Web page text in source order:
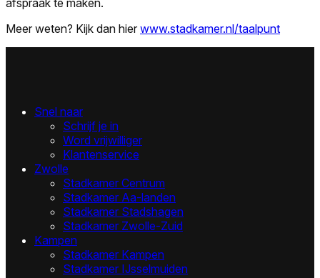
Meer weten? Kijk dan hier www.stadkamer.nl/taalpunt
Snel naar
Schrijf je in
Word vrijwilliger
Klantenservice
Zwolle
Stadkamer Centrum
Stadkamer Aa-landen
Stadkamer Stadshagen
Stadkamer Zwolle-Zuid
Kampen
Stadkamer Kampen
Stadkamer IJsselmuiden